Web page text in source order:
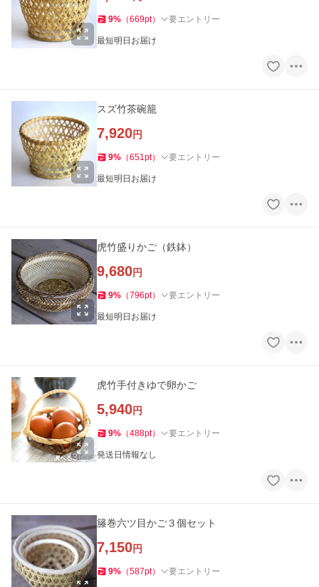
9% （669pt） 要エントリー
最短明日お届け
スズ竹茶碗籠
7,920円
9% （651pt） 要エントリー
最短明日お届け
虎竹盛りかご（鉄鉢）
9,680円
9% （796pt） 要エントリー
最短明日お届け
虎竹手付きゆで卵かご
5,940円
9% （488pt） 要エントリー
発送日情報なし
籐巻六ツ目かご３個セット
7,150円
9% （587pt） 要エントリー